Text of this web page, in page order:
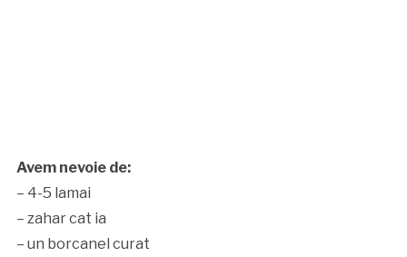
Avem nevoie de:
– 4-5 lamai
– zahar cat ia
– un borcanel curat